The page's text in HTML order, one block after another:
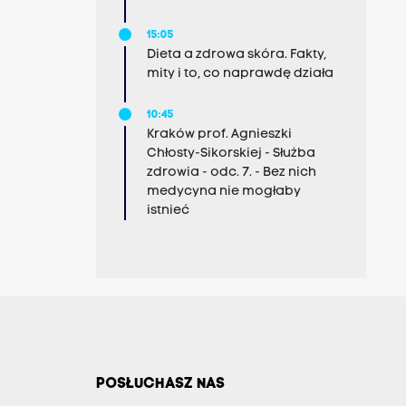
15:05
Dieta a zdrowa skóra. Fakty,
mity i to, co naprawdę działa
10:45
Kraków prof. Agnieszki
Chłosty-Sikorskiej - Służba
zdrowia - odc. 7. - Bez nich
medycyna nie mogłaby
istnieć
POSŁUCHASZ NAS